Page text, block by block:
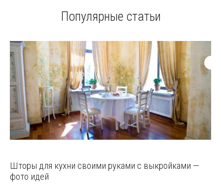
Популярные статьи
Шторы для кухни своими руками с выкройками —
фото идей